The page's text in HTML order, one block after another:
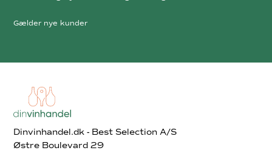
Dinvinhandel.dk - Best Selection A/S
Østre Boulevard 29
Gælder nye kunder